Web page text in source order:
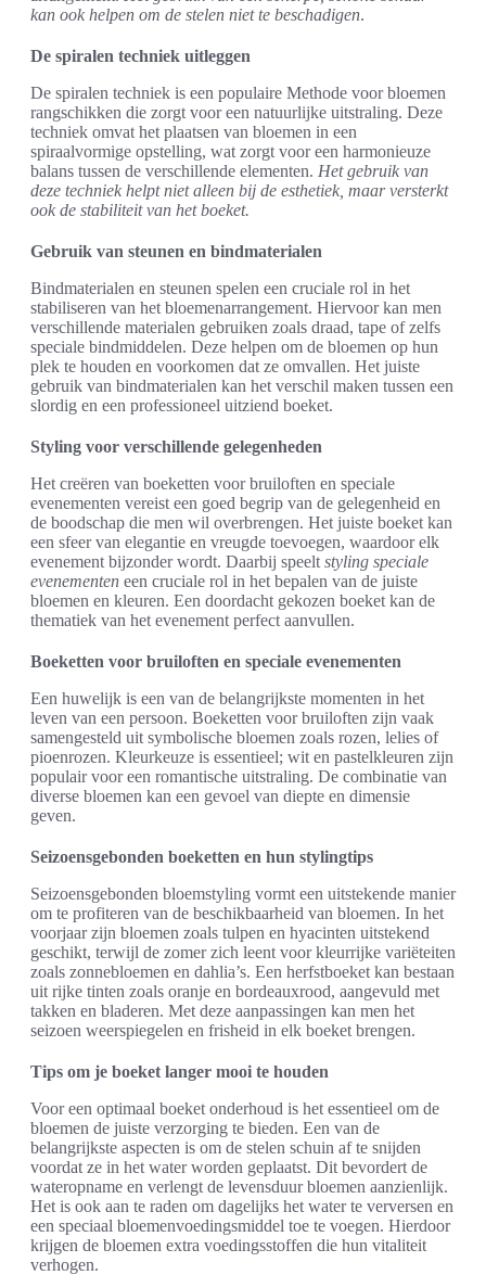
kan ook helpen om de stelen niet te beschadigen.
De spiralen techniek uitleggen
De spiralen techniek is een populaire Methode voor bloemen
rangschikken die zorgt voor een natuurlijke uitstraling. Deze
techniek omvat het plaatsen van bloemen in een
spiraalvormige opstelling, wat zorgt voor een harmonieuze
balans tussen de verschillende elementen. Het gebruik van
deze techniek helpt niet alleen bij de esthetiek, maar versterkt
ook de stabiliteit van het boeket.
Gebruik van steunen en bindmaterialen
Bindmaterialen en steunen spelen een cruciale rol in het
stabiliseren van het bloemenarrangement. Hiervoor kan men
verschillende materialen gebruiken zoals draad, tape of zelfs
speciale bindmiddelen. Deze helpen om de bloemen op hun
plek te houden en voorkomen dat ze omvallen. Het juiste
gebruik van bindmaterialen kan het verschil maken tussen een
slordig en een professioneel uitziend boeket.
Styling voor verschillende gelegenheden
Het creëren van boeketten voor bruiloften en speciale
evenementen vereist een goed begrip van de gelegenheid en
de boodschap die men wil overbrengen. Het juiste boeket kan
een sfeer van elegantie en vreugde toevoegen, waardoor elk
evenement bijzonder wordt. Daarbij speelt styling speciale
evenementen een cruciale rol in het bepalen van de juiste
bloemen en kleuren. Een doordacht gekozen boeket kan de
thematiek van het evenement perfect aanvullen.
Boeketten voor bruiloften en speciale evenementen
Een huwelijk is een van de belangrijkste momenten in het
leven van een persoon. Boeketten voor bruiloften zijn vaak
samengesteld uit symbolische bloemen zoals rozen, lelies of
pioenrozen. Kleurkeuze is essentieel; wit en pastelkleuren zijn
populair voor een romantische uitstraling. De combinatie van
diverse bloemen kan een gevoel van diepte en dimensie
geven.
Seizoensgebonden boeketten en hun stylingtips
Seizoensgebonden bloemstyling vormt een uitstekende manier
om te profiteren van de beschikbaarheid van bloemen. In het
voorjaar zijn bloemen zoals tulpen en hyacinten uitstekend
geschikt, terwijl de zomer zich leent voor kleurrijke variëteiten
zoals zonnebloemen en dahlia’s. Een herfstboeket kan bestaan
uit rijke tinten zoals oranje en bordeauxrood, aangevuld met
takken en bladeren. Met deze aanpassingen kan men het
seizoen weerspiegelen en frisheid in elk boeket brengen.
Tips om je boeket langer mooi te houden
Voor een optimaal boeket onderhoud is het essentieel om de
bloemen de juiste verzorging te bieden. Een van de
belangrijkste aspecten is om de stelen schuin af te snijden
voordat ze in het water worden geplaatst. Dit bevordert de
wateropname en verlengt de levensduur bloemen aanzienlijk.
Het is ook aan te raden om dagelijks het water te verversen en
een speciaal bloemenvoedingsmiddel toe te voegen. Hierdoor
krijgen de bloemen extra voedingsstoffen die hun vitaliteit
verhogen.